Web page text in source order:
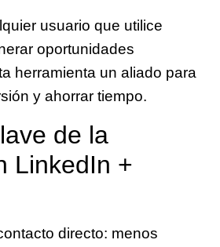
usuario que utilice
oportunidades
herramienta un aliado para
y ahorrar tiempo.
de la
LinkedIn +
directo: menos